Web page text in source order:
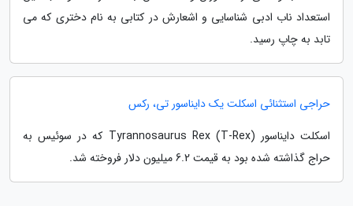
استعداد ناب ادبی شناسایی و اشعارش در کتابی به نام دختری که می
تابد به چاپ رسید.
حراجی استثنائی اسکلت یک دایناسور تی، رکس
اسکلت دایناسور Tyrannosaurus Rex (T-Rex) که در سوئیس به
حراج گذاشته شده بود به قیمت 6.2 میلیون دلار فروخته شد.